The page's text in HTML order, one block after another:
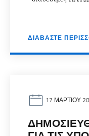
ΔΙΑΒΆΣΤΕ
17 ΜΑΡΤΊΟΥ